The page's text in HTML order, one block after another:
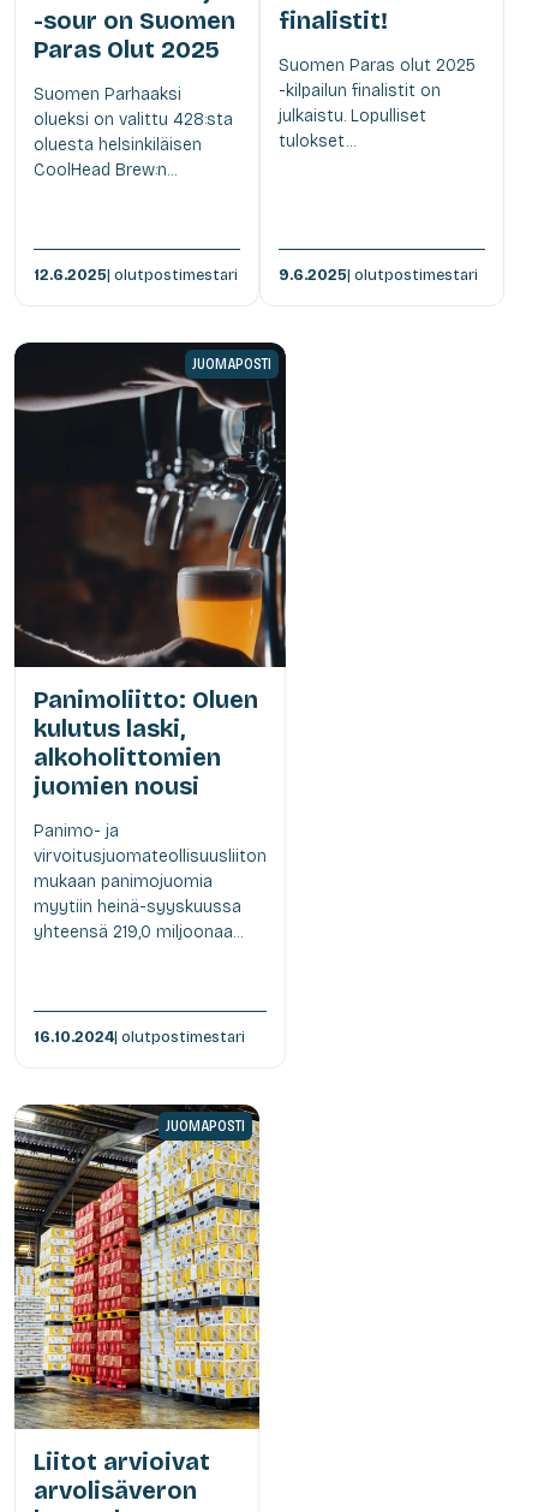
-sour on Suomen
Paras Olut 2025
Suomen Parhaaksi
olueksi on valittu 428:sta
oluesta helsinkiläisen
CoolHead Brew:n...
12.6.2025| olutpostimestari
finalistit!
Suomen Paras olut 2025
-kilpailun finalistit on
julkaistu. Lopulliset
tulokset...
9.6.2025| olutpostimestari
JUOMAPOSTI
Panimoliitto: Oluen
kulutus laski,
alkoholittomien
juomien nousi
Panimo- ja
virvoitusjuomateollisuusliiton
mukaan panimojuomia
myytiin heinä-syyskuussa
yhteensä 219,0 miljoonaa...
16.10.2024| olutpostimestari
JUOMAPOSTI
Liitot arvioivat
arvolisäveron